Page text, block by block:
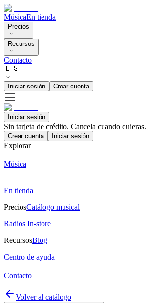
MúsicaEn tienda
Precios
Recursos
Contacto
🇪🇸
Iniciar sesión Crear cuenta
Iniciar sesión
Sin tarjeta de crédito. Cancela cuando quieras.
Crear cuenta Iniciar sesión
Explorar
Música
En tienda
PreciosCatálogo musical
Radios In-store
RecursosBlog
Centro de ayuda
Contacto
Volver al catálogo